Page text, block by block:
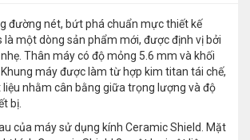
đường nét, bứt phá chuẩn mực thiết kế
là một dòng sản phẩm mới, được định vị bởi
Thân máy có độ mỏng 5.6 mm và khối
máy được làm từ hợp kim titan tái chế,
nhằm cân bằng giữa trọng lượng và độ
bị.
của máy sử dụng kính Ceramic Shield. Mặt